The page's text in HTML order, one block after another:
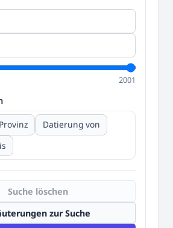
2001
Provinz
Datierung von
Suche löschen
zur Suche